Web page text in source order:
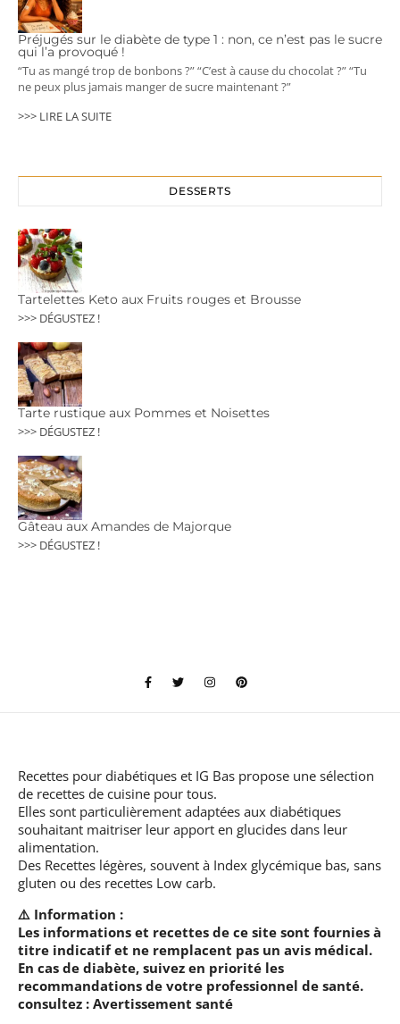
Préjugés sur le diabète de type 1 : non, ce n’est pas le sucre
qui l’a provoqué !
“Tu as mangé trop de bonbons ?” “C’est à cause du chocolat ?” “Tu
ne peux plus jamais manger de sucre maintenant ?”
>>> LIRE LA SUITE
DESSERTS
Tartelettes Keto aux Fruits rouges et Brousse
>>> DÉGUSTEZ !
Tarte rustique aux Pommes et Noisettes
>>> DÉGUSTEZ !
Gâteau aux Amandes de Majorque
>>> DÉGUSTEZ !
Recettes pour diabétiques et IG Bas propose une sélection
de recettes de cuisine pour tous.
Elles sont particulièrement adaptées aux diabétiques
souhaitant maitriser leur apport en glucides dans leur
alimentation.
Des Recettes légères, souvent à Index glycémique bas, sans
gluten ou des recettes Low carb.
⚠️ Information :
Les informations et recettes de ce site sont fournies à
titre indicatif et ne remplacent pas un avis médical.
En cas de diabète, suivez en priorité les
recommandations de votre professionnel de santé.
consultez : Avertissement santé